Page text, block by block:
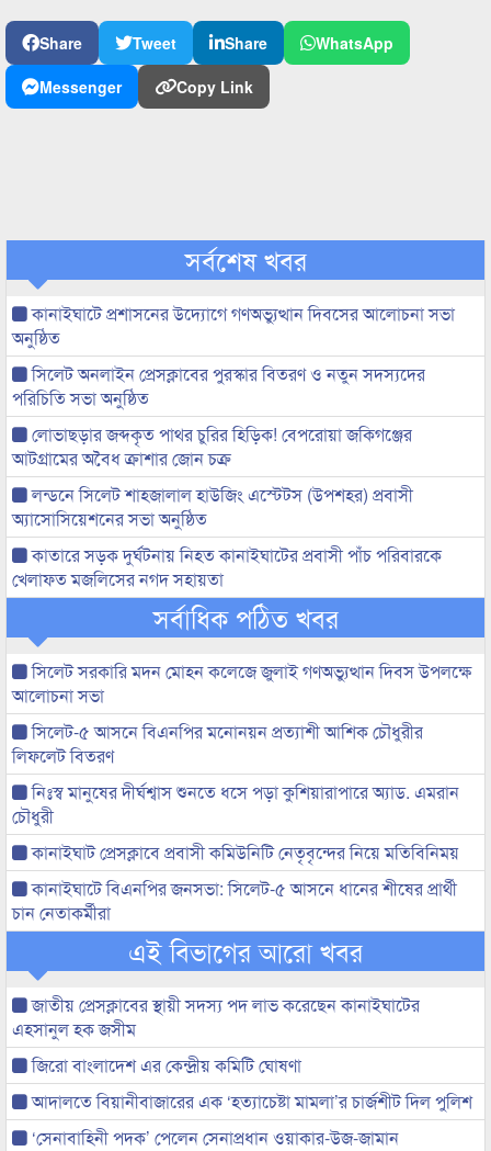
Share Tweet Share
WhatsApp
Messenger
Copy Link
সর্বশেষ খবর
কানাইঘাটে প্রশাসনের উদ্যোগে গণঅভ্যুত্থান দিবসের আলোচনা সভা
অনুষ্ঠিত
সিলেট অনলাইন প্রেসক্লাবের পুরস্কার বিতরণ ও নতুন সদস্যদের
পরিচিতি সভা অনুষ্ঠিত
লোভাছড়ার জব্দকৃত পাথর চুরির হিড়িক! বেপরোয়া জকিগঞ্জের
আটগ্রামের অবৈধ ক্রাশার জোন চক্র
লন্ডনে সিলেট শাহজালাল হাউজিং এস্টেটস (উপশহর) প্রবাসী
অ্যাসোসিয়েশনের সভা অনুষ্ঠিত
কাতারে সড়ক দুর্ঘটনায় নিহত কানাইঘাটের প্রবাসী পাঁচ পরিবারকে
খেলাফত মজলিসের নগদ সহায়তা
সর্বাধিক পঠিত খবর
সিলেট সরকারি মদন মোহন কলেজে জুলাই গণঅভ্যুত্থান দিবস উপলক্ষে
আলোচনা সভা
সিলেট-৫ আসনে বিএনপির মনোনয়ন প্রত্যাশী আশিক চৌধুরীর
লিফলেট বিতরণ
নিঃস্ব মানুষের দীর্ঘশ্বাস শুনতে ধসে পড়া কুশিয়ারাপারে অ্যাড. এমরান
চৌধুরী
কানাইঘাট প্রেসক্লাবে প্রবাসী কমিউনিটি নেতৃবৃন্দের নিয়ে মতিবিনিময়
কানাইঘাটে বিএনপির জনসভা: সিলেট-৫ আসনে ধানের শীষের প্রার্থী
চান নেতাকর্মীরা
এই বিভাগের আরো খবর
জাতীয় প্রেসক্লাবের স্থায়ী সদস্য পদ লাভ করেছেন কানাইঘাটের
এহসানুল হক জসীম
জিরো বাংলাদেশ এর কেন্দ্রীয় কমিটি ঘোষণা
আদালতে বিয়ানীবাজারের এক ‘হত্যাচেষ্টা মামলা’র চার্জশীট দিল পুলিশ
‘সেনাবাহিনী পদক’ পেলেন সেনাপ্রধান ওয়াকার-উজ-জামান